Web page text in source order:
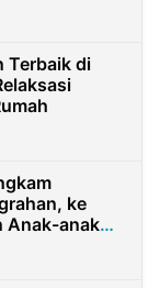
Terbaik di
ke
Anak-anak